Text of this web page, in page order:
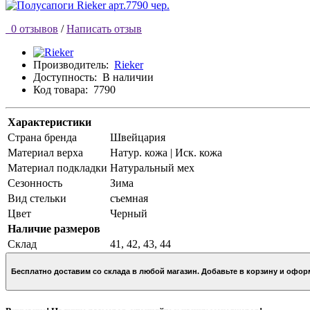
0 отзывов / Написать отзыв
Производитель: Rieker
Доступность: В наличии
Код товара: 7790
Характеристики
Страна бренда
Швейцария
Материал верха
Натур. кожа | Иск. кожа
Материал подкладки Натуральный мех
Сезонность
Зима
Вид стельки
съемная
Цвет
Черный
Наличие размеров
Склад
41, 42, 43, 44
Бесплатно доставим со склада в любой магазин. Добавьте в